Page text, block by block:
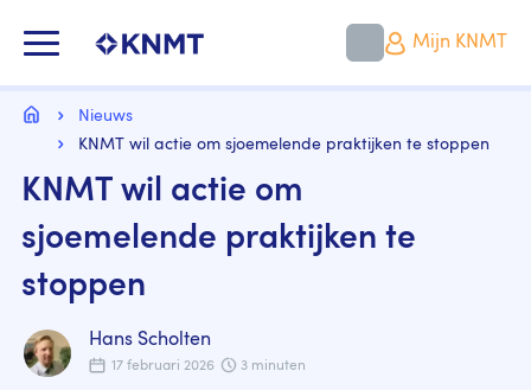
naar
gaan
Mijn KNMT
Kruimelpad
HomeNieuws
KNMT wil actie om sjoemelende praktijken te stoppen
KNMT wil actie om
sjoemelende praktijken te
stoppen
Hans Scholten
17 februari 2026 3 minuten